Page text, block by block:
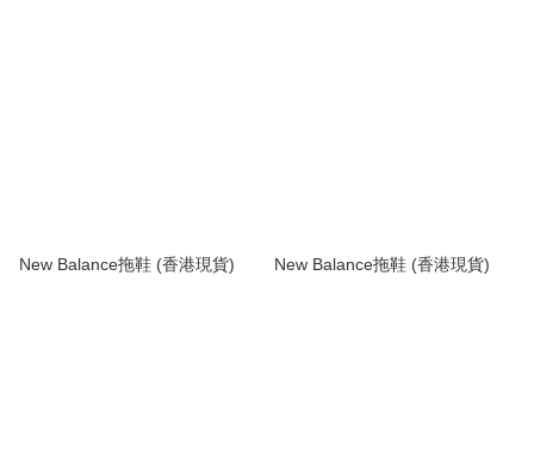
New Balance拖鞋 (香港現貨) New Balance拖鞋 (香港現貨)